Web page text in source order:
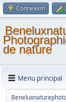
Connexion
de nature
Menu principal